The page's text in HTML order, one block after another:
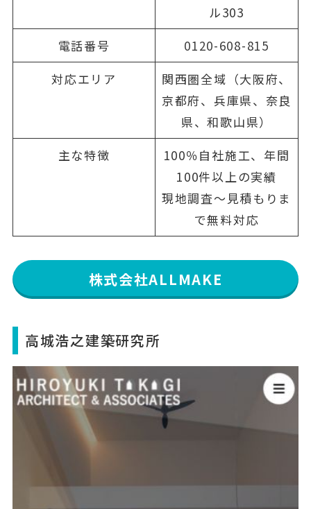
ル303
電話番号
0120-608-815
対応エリア
関西圏全域（大阪府、
京都府、兵庫県、奈良
県、和歌山県）
主な特徴
100％自社施工、年間
100件以上の実績
現地調査〜見積もりま
で無料対応
株式会社ALLMAKE
高城浩之建築研究所